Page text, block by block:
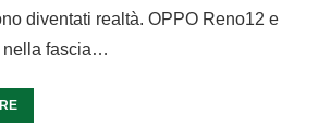
diventati realtà. OPPO Reno12 e
nella fascia…